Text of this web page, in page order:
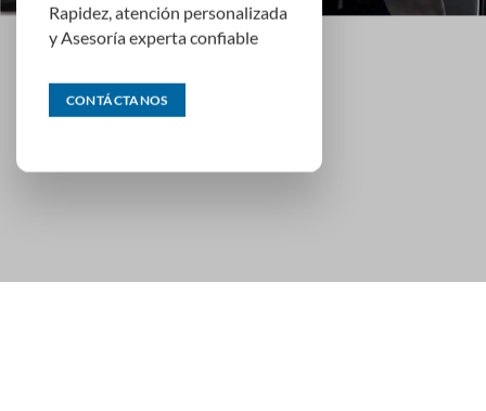
Rapidez, atención personalizada
y Asesoría experta confiable
CONTÁCTANOS